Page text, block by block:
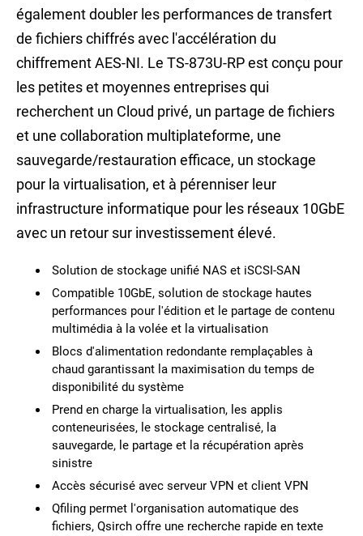
également doubler les performances de transfert
de fichiers chiffrés avec l'accélération du
chiffrement AES-NI. Le TS-873U-RP est conçu pour
les petites et moyennes entreprises qui
recherchent un Cloud privé, un partage de fichiers
et une collaboration multiplateforme, une
sauvegarde/restauration efficace, un stockage
pour la virtualisation, et à pérenniser leur
infrastructure informatique pour les réseaux 10GbE
avec un retour sur investissement élevé.
Solution de stockage unifié NAS et iSCSI-SAN
Compatible 10GbE, solution de stockage hautes
performances pour l'édition et le partage de contenu
multimédia à la volée et la virtualisation
Blocs d'alimentation redondante remplaçables à
chaud garantissant la maximisation du temps de
disponibilité du système
Prend en charge la virtualisation, les applis
conteneurisées, le stockage centralisé, la
sauvegarde, le partage et la récupération après
sinistre
Accès sécurisé avec serveur VPN et client VPN
Qfiling permet l'organisation automatique des
fichiers, Qsirch offre une recherche rapide en texte